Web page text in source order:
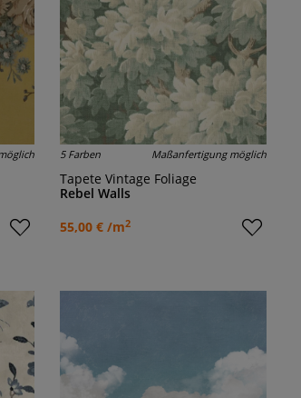
5 Farben Maßanfertigung möglich
Tapete Vintage Foliage
Rebel Walls
55,00 € /m2